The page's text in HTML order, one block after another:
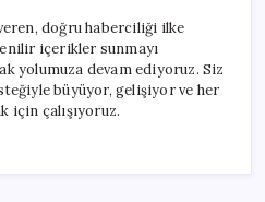
doğru haberciliği ilke
içerikler sunmayı
yolumuza devam ediyoruz. Siz
büyüyor, gelişiyor ve her
için çalışıyoruz.